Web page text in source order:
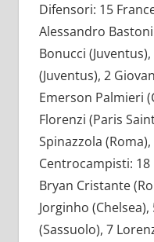
Difensori: 15
Alessandro
Bonucci
(Juventus), 2
Emerson Palmieri
Florenzi (Paris
Spinazzola
Centrocampisti:
Bryan Cristante
Jorginho
(Sassuolo), 7